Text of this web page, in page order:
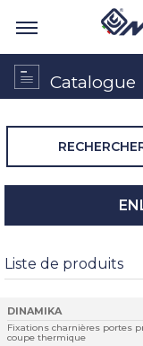
Catalogue
Liste de produits
DINAMIKA
Fixations charnières portes
coupe thermique